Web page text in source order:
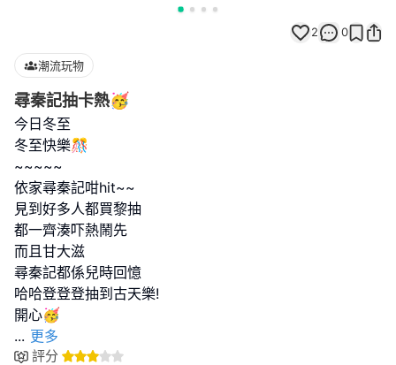
2 0
潮流玩物
尋秦記抽卡熱🥳
今日冬至
冬至快樂🎊
~~~~~
依家尋秦記咁hit~~
見到好多人都買黎抽
都一齊湊吓熱鬧先
而且甘大滋
尋秦記都係兒時回憶
哈哈登登登抽到古天樂!
... 更多
評分